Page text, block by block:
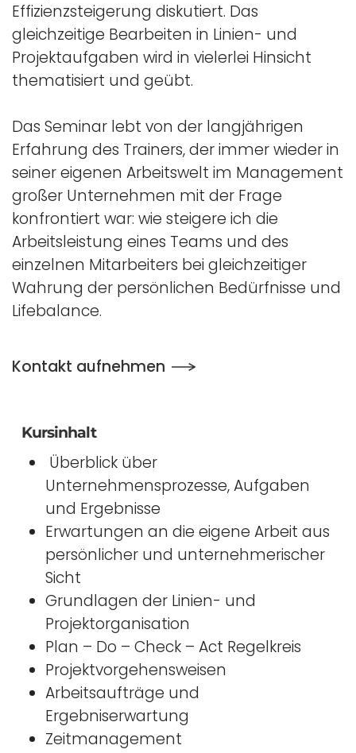
Effizienzsteigerung diskutiert. Das
gleichzeitige Bearbeiten in Linien- und
Projektaufgaben wird in vielerlei Hinsicht
thematisiert und geübt.
Das Seminar lebt von der langjährigen
Erfahrung des Trainers, der immer wieder in
seiner eigenen Arbeitswelt im Management
großer Unternehmen mit der Frage
konfrontiert war: wie steigere ich die
Arbeitsleistung eines Teams und des
einzelnen Mitarbeiters bei gleichzeitiger
Wahrung der persönlichen Bedürfnisse und
Lifebalance.
Kontakt aufnehmen
Kursinhalt
Überblick über
Unternehmensprozesse, Aufgaben
und Ergebnisse
Erwartungen an die eigene Arbeit aus
persönlicher und unternehmerischer
Sicht
Grundlagen der Linien- und
Projektorganisation
Plan – Do – Check – Act Regelkreis
Projektvorgehensweisen
Arbeitsaufträge und
Ergebniserwartung
Zeitmanagement